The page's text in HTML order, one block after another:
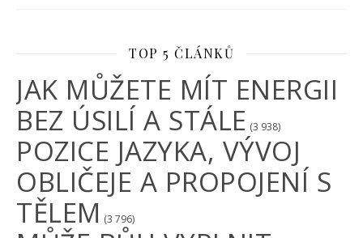
TOP 5 ČLÁNKŮ
JAK MŮŽETE MÍT ENERGII
BEZ ÚSILÍ A STÁLE (3 938)
POZICE JAZYKA, VÝVOJ
OBLIČEJE A PROPOJENÍ S
TĚLEM (3 796)